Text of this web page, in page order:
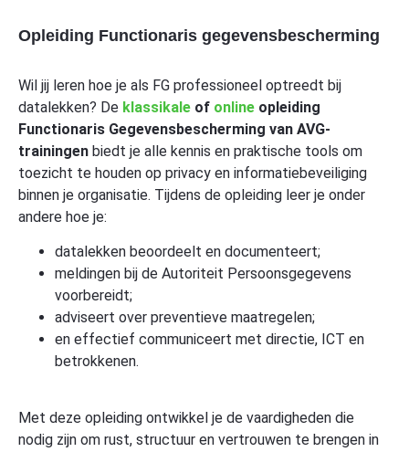
Opleiding Functionaris gegevensbescherming
Wil jij leren hoe je als FG professioneel optreedt bij
datalekken? De klassikale of online opleiding
Functionaris Gegevensbescherming van AVG-
trainingen biedt je alle kennis en praktische tools om
toezicht te houden op privacy en informatiebeveiliging
binnen je organisatie. Tijdens de opleiding leer je onder
andere hoe je:
datalekken beoordeelt en documenteert;
meldingen bij de Autoriteit Persoonsgegevens
voorbereidt;
adviseert over preventieve maatregelen;
en effectief communiceert met directie, ICT en
betrokkenen.
Met deze opleiding ontwikkel je de vaardigheden die
nodig zijn om rust, structuur en vertrouwen te brengen in